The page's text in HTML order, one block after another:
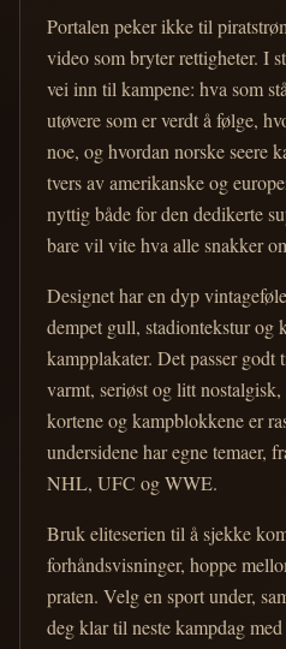
Portalen peker ikke til
video som bryter rettigheter. I
vei inn til kampene: hva som
utøvere som er verdt å følge,
noe, og hvordan norske seere
tvers av amerikanske og
nyttig både for den dedikerte
bare vil vite hva alle snakker
Designet har en dyp
dempet gull, stadiontekstur og
kampplakater. Det passer godt
varmt, seriøst og litt
kortene og kampblokkene er
undersidene har egne
NHL, UFC og WWE.
Bruk eliteserien til å sjekke
forhåndsvisninger, hoppe
praten. Velg en sport under,
deg klar til neste kampdag